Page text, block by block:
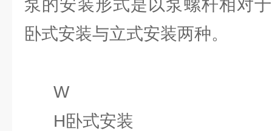
泵的安装形式是以泵螺杆相对
卧式安装与立式安装两种。
W
H卧式安装